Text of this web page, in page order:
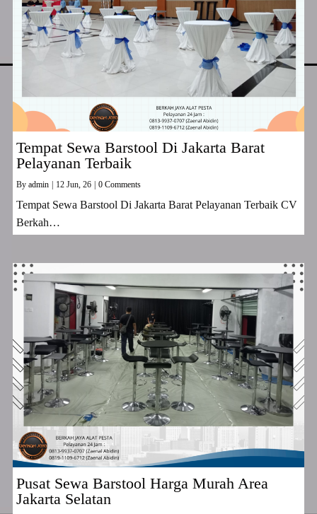
Tempat Sewa Barstool Di Jakarta Barat
Pelayanan Terbaik
By admin 12 Jun, 26 0 Comments
Tempat Sewa Barstool Di Jakarta Barat Pelayanan Terbaik CV
Berkah…
Pusat Sewa Barstool Harga Murah Area
Jakarta Selatan